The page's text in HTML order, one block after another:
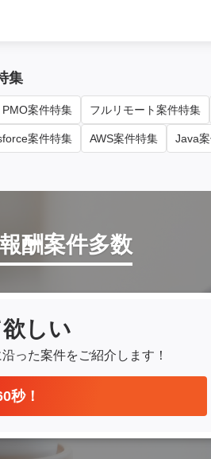
集
PMO案件特集 フルリモート案件特集
案件特集 AWS案件特集 Java
酬案件多数
しい
った案件をご紹介します！
秒！